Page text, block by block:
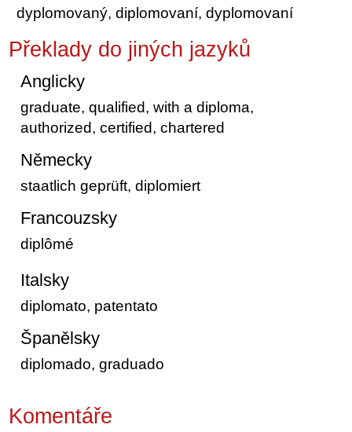
dyplomovaný, diplomovaní, dyplomovaní
Překlady do jiných jazyků
Anglicky
graduate, qualified, with a diploma,
authorized, certified, chartered
Německy
staatlich geprüft, diplomiert
Francouzsky
diplômé
Italsky
diplomato, patentato
Španělsky
diplomado, graduado
Komentáře